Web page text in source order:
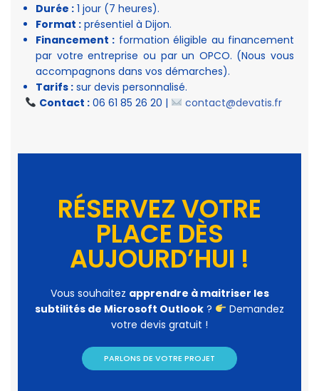
Durée : 1 jour (7 heures).
Format : présentiel à Dijon.
Financement : formation éligible au financement
par votre entreprise ou par un OPCO. (Nous vous
accompagnons dans vos démarches).
Tarifs : sur devis personnalisé.
Contact :06 61 85 26 20 | contact@devatis.fr
RÉSERVEZ VOTRE
PLACE DÈS
AUJOURD’HUI !
Vous souhaitez apprendre à maitriser les
subtilités de Microsoft Outlook ?
Demandez
votre devis gratuit !
PARLONS DE VOTRE PROJET